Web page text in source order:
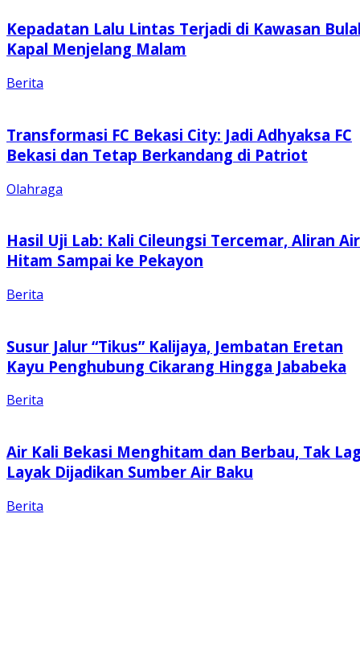
Kepadatan Lalu Lintas Terjadi di Kawasan
Kapal Menjelang Malam
Berita
Transformasi FC Bekasi City: Jadi Adhyaksa FC
Bekasi dan Tetap Berkandang di Patriot
Olahraga
Hasil Uji Lab: Kali Cileungsi Tercemar, Aliran Air
Hitam Sampai ke Pekayon
Berita
Susur Jalur “Tikus” Kalijaya, Jembatan Eretan
Kayu Penghubung Cikarang Hingga Jababeka
Berita
Air Kali Bekasi Menghitam dan Berbau, Tak
Layak Dijadikan Sumber Air Baku
Berita